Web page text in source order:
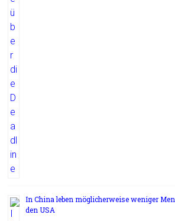
In China leben möglicherweise weniger
den USA